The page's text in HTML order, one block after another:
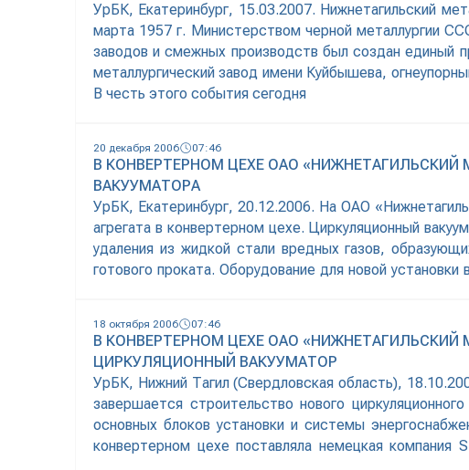
УрБК, Екатеринбург, 15.03.2007. Нижнетагильский
марта 1957 г. Министерством черной металлургии
заводов и смежных производств был создан единый
металлургический завод имени Куйбышева,
В честь этого события сегодня
20 декабря 2006 07:46
В КОНВЕРТЕРНОМ ЦЕХЕ ОАО
ВАКУУМАТОРА
УрБК, Екатеринбург, 20.12.2006. На ОАО
агрегата в конвертерном цехе. Циркуляционный
удаления из жидкой стали вредных газов,
готового проката. Оборудование для новой
18 октября 2006 07:46
В КОНВЕРТЕРНОМ ЦЕХЕ ОАО
ЦИРКУЛЯЦИОННЫЙ ВАКУУМАТОР
УрБК, Нижний Тагил (Свердловская область),
завершается строительство нового
основных блоков установки и системы
конвертерном цехе поставляла немецкая компания